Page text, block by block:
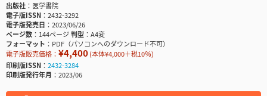
出版社
医学書院
電子版ISSN
2432-3292
電子版発売日
2023/06/26
ページ数
144ページ判型
A4変
フォーマット
PDF（パソコンへのダウンロード不可）
電子版販売価格： ¥4,400(本体¥4,000＋税10％)
印刷版ISSN
2432-3284
印刷版発行年月
2023/06